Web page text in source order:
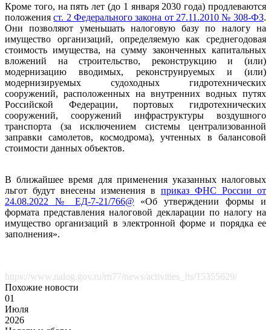
Кроме того, на пять лет (до 1 января 2030 года) продлеваются
положенияст. 2 Федерального закона от 27.11.2010 № 308-ФЗ.
Они позволяют уменьшать налоговую базу по налогу на
имущество организаций, определяемую как среднегодовая
стоимость имущества, на сумму законченных капитальных
вложений на строительство, реконструкцию и (или)
модернизацию вводимых, реконструируемых и (или)
модернизируемых судоходных гидротехнических
сооружений, расположенных на внутренних водных путях
Российской Федерации, портовых гидротехнических
сооружений, сооружений инфраструктуры воздушного
транспорта (за исключением системы централизованной
заправки самолетов, космодрома), учтенных в балансовой
стоимости данных объектов.
В ближайшее время для применения указанных налоговых
льгот будут внесены изменения в приказ ФНС России от
24.08.2022 № ЕД-7-21/766@ «Об утверждении формы и
формата представления налоговой декларации по налогу на
имущество организаций в электронной форме и порядка ее
заполнения».
https://www.nalog.gov.ru/rn77/news/activities_fts/15355629/
Похожие новости
01
Июля
2026